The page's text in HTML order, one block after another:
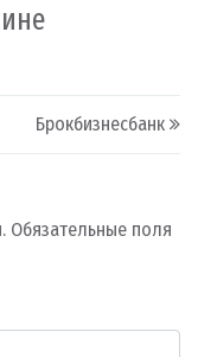
Брокбизнесбанк
Обязательные поля